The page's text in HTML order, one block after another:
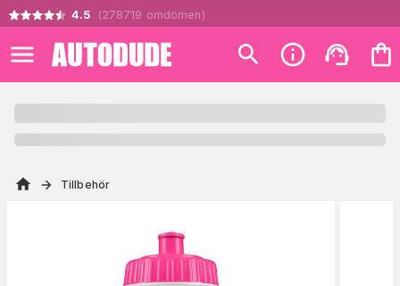
4.5 (278719 omdömen )
Tillbehör